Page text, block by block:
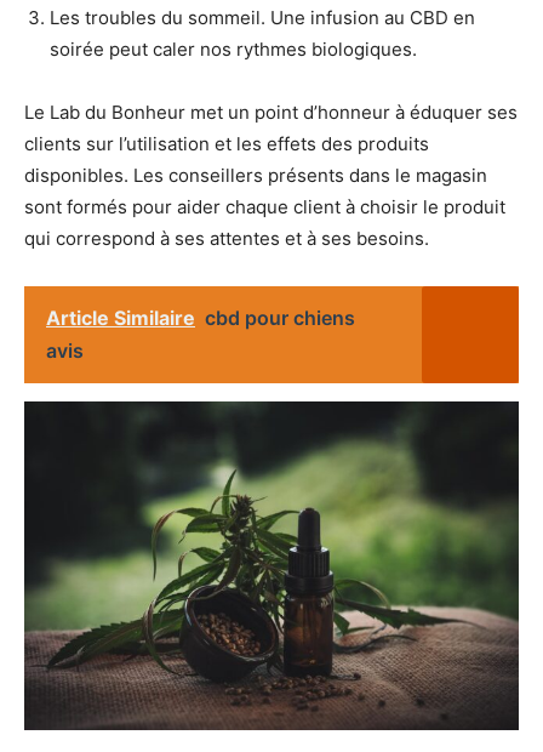
Les troubles du sommeil. Une infusion au CBD en
soirée peut caler nos rythmes biologiques.
Le Lab du Bonheur met un point d’honneur à éduquer ses
clients sur l’utilisation et les effets des produits
disponibles. Les conseillers présents dans le magasin
sont formés pour aider chaque client à choisir le produit
qui correspond à ses attentes et à ses besoins.
Article Similaire cbd pour chiens
avis